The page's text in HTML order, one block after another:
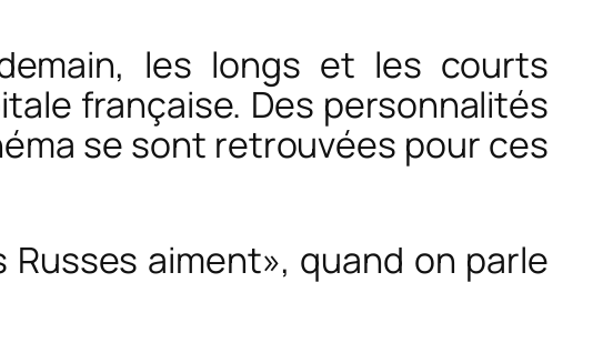
les longs et les courts
française. Des personnalités
se sont retrouvées pour ces
Russes aiment», quand on parle